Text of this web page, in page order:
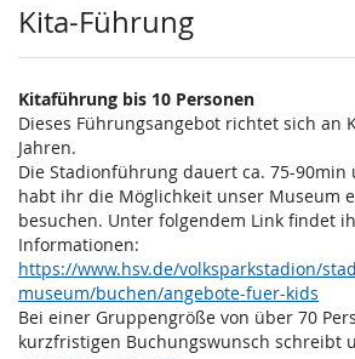
Kita-Führung
Kitaführung bis 10 Personen
Dieses Führungsangebot richtet sich an
Jahren.
Die Stadionführung dauert ca. 75-90min
habt ihr die Möglichkeit unser Museum
besuchen. Unter folgendem Link findet
Informationen:
https://www.hsv.de/volksparkstadion/
museum/buchen/angebote-fuer-kids
Bei einer Gruppengröße von über 70
kurzfristigen Buchungswunsch schreibt